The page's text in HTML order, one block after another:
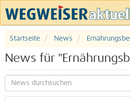
Startseite News
News für